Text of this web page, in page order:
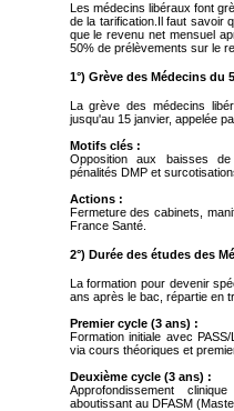
Les médecins libéraux font
de la tarification.Il faut savoir
que le revenu net mensuel
50% de prélèvements sur le
1°) Grève des Médecins du
La grève des médecins
jusqu'au 15 janvier, appelée
Motifs clés :
Opposition aux baisses
pénalités DMP et
Actions :
Fermeture des cabinets,
France Santé.
2°) Durée des études des
La formation pour devenir
ans après le bac, répartie en
Premier cycle (3 ans) :
Formation initiale avec
via cours théoriques et
Deuxième cycle (3 ans) :
Approfondissement
aboutissant au DFASM